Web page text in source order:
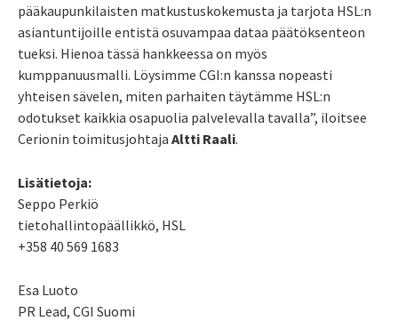
pääkaupunkilaisten matkustuskokemusta ja tarjota HSL:n
asiantuntijoille entistä osuvampaa dataa päätöksenteon
tueksi. Hienoa tässä hankkeessa on myös
kumppanuusmalli. Löysimme CGI:n kanssa nopeasti
yhteisen sävelen, miten parhaiten täytämme HSL:n
odotukset kaikkia osapuolia palvelevalla tavalla”, iloitsee
Cerionin toimitusjohtaja Altti Raali.
Lisätietoja:
Seppo Perkiö
tietohallintopäällikkö, HSL
+358 40 569 1683
Esa Luoto
PR Lead, CGI Suomi